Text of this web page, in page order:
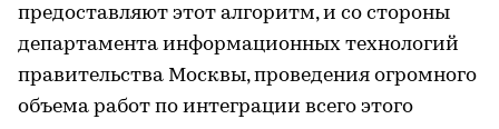
предоставляют этот алгоритм, и со стороны
департамента информационных технологий
правительства Москвы, проведения огромного
объема работ по интеграции всего этого